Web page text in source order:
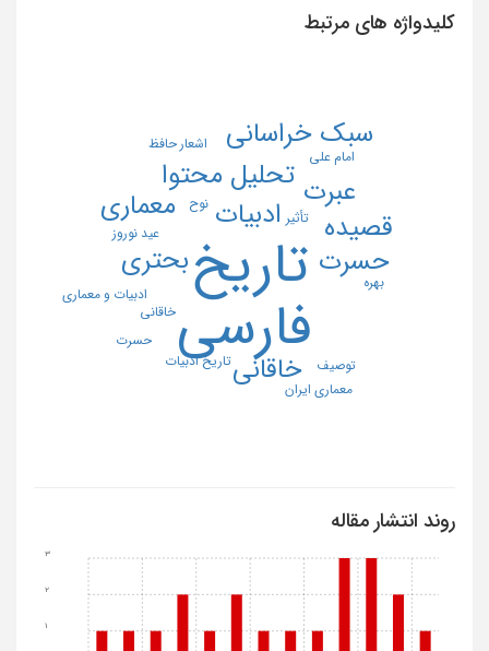
کلیدواژه های مرتبط
تاریخ
فارسی
ادبیات
بحتری
تحلیل محتوا
حسرت
خاقانی
سبک خراسانی
عبرت
معماری
قصیده تأثیر
تاریخ ادبیات
عید نوروز
ادبیات و معماری
اشعار حافظ
امام علی
بهره
توصیف
حسرت
خاقانی
معماری ایران
نوح
روند انتشار مقاله
1
2
3